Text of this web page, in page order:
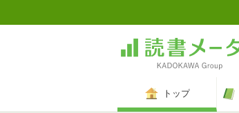
トップ